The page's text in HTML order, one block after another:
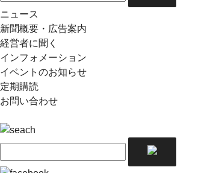
ニュース
新聞概要・広告案内
経営者に聞く
インフォメーション
イベントのお知らせ
定期購読
お問い合わせ